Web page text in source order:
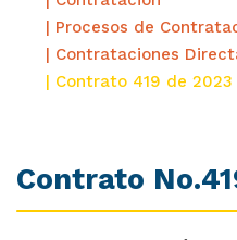
| Procesos de
| Contrataciones
| Contrato 419 de 2023
Contrato